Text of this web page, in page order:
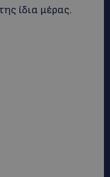
ίδια μέρας.